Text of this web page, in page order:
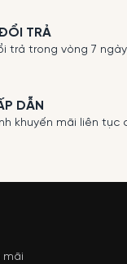
TRẢ
trả trong vòng 7
DẪN
khuyến mãi liên tục
mãi